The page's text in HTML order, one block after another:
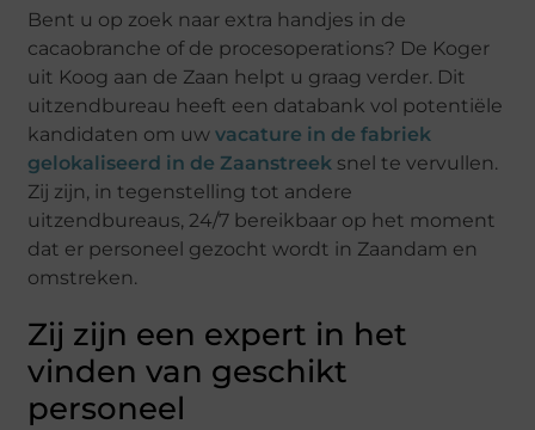
Bent u op zoek naar extra handjes in de
cacaobranche of de procesoperations? De Koger
uit Koog aan de Zaan helpt u graag verder. Dit
uitzendbureau heeft een databank vol potentiële
kandidaten om uwvacature in de fabriek
gelokaliseerd in de Zaanstreek snel te vervullen.
Zij zijn, in tegenstelling tot andere
uitzendbureaus, 24/7 bereikbaar op het moment
dat er personeel gezocht wordt in Zaandam en
omstreken.
Zij zijn een expert in het
vinden van geschikt
personeel